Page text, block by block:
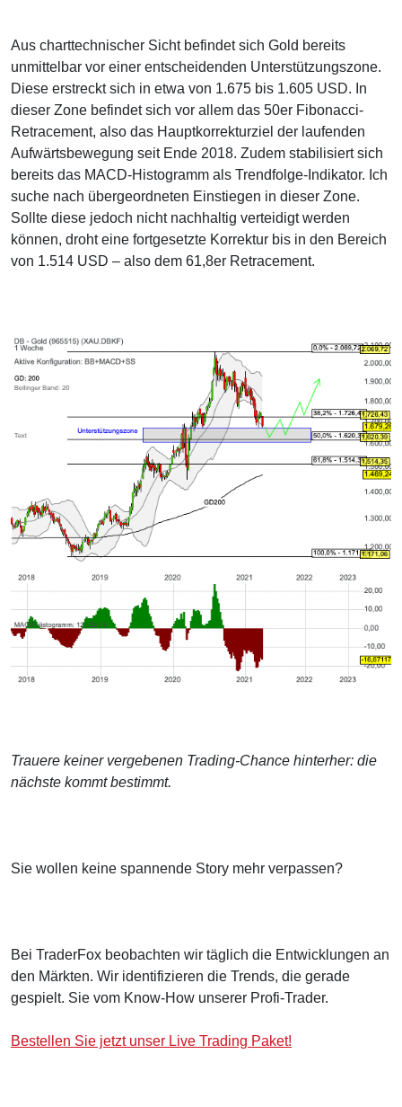
Aus charttechnischer Sicht befindet sich Gold bereits
unmittelbar vor einer entscheidenden Unterstützungszone.
Diese erstreckt sich in etwa von 1.675 bis 1.605 USD. In
dieser Zone befindet sich vor allem das 50er Fibonacci-
Retracement, also das Hauptkorrekturziel der laufenden
Aufwärtsbewegung seit Ende 2018. Zudem stabilisiert sich
bereits das MACD-Histogramm als Trendfolge-Indikator. Ich
suche nach übergeordneten Einstiegen in dieser Zone.
Sollte diese jedoch nicht nachhaltig verteidigt werden
können, droht eine fortgesetzte Korrektur bis in den Bereich
von 1.514 USD – also dem 61,8er Retracement.
Trauere keiner vergebenen Trading-Chance hinterher: die
nächste kommt bestimmt.
Sie wollen keine spannende Story mehr verpassen?
Bei TraderFox beobachten wir täglich die Entwicklungen an
den Märkten. Wir identifizieren die Trends, die gerade
gespielt. Sie vom Know-How unserer Profi-Trader.
Bestellen Sie jetzt unser Live Trading Paket!